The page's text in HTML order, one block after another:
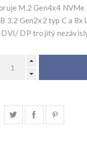
M.2 Gen4x4 NVMe
3.2 Gen2x2 typ C a 8x
DVI/ DP trojitý